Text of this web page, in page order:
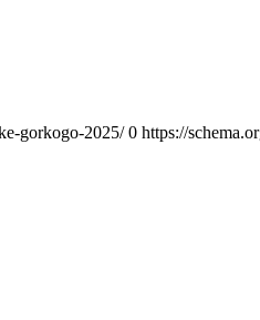
gorkogo-2025/ 0 https://